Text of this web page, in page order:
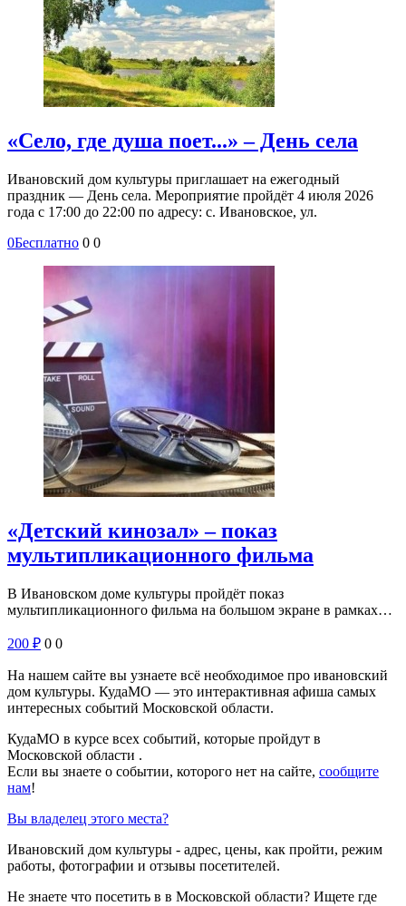
«Село, где душа поет...» – День села
Ивановский дом культуры приглашает на ежегодный
праздник — День села. Мероприятие пройдёт 4 июля 2026
года с 17:00 до 22:00 по адресу: с. Ивановское, ул.
0Бесплатно 0 0
«Детский кинозал» – показ
мультипликационного фильма
В Ивановском доме культуры пройдёт показ
мультипликационного фильма на большом экране в рамках…
200 ₽ 0 0
На нашем сайте вы узнаете всё необходимое про ивановский
дом культуры. КудаМО — это интерактивная афиша самых
интересных событий Московской области.
КудаМО в курсе всех событий, которые пройдут в
Московской области .
Если вы знаете о событии, которого нет на сайте, сообщите
нам!
Вы владелец этого места?
Ивановский дом культуры - адрес, цены, как пройти, режим
работы, фотографии и отзывы посетителей.
Не знаете что посетить в в Московской области? Ищете где